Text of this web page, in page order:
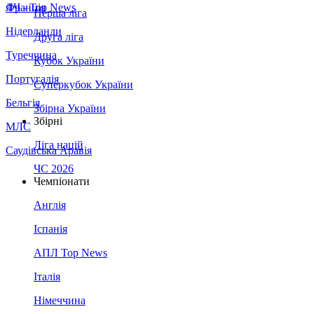
Франція
Нідерланди
Туреччина
Португалія
Бельгія
МЛС
Саудівська Аравія
ЛЧ - Top News
Перша ліга
Друга ліга
Кубок України
Суперкубок України
Збірна України
Збірні
Ліга націй
ЧС 2026
Чемпіонати
Англія
Іспанія
АПЛ Top News
Італія
Німеччина